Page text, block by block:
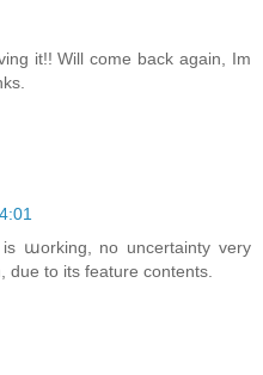
it!! Will come back again, Im
աorking, no uncertainty very
due to its feature contents.